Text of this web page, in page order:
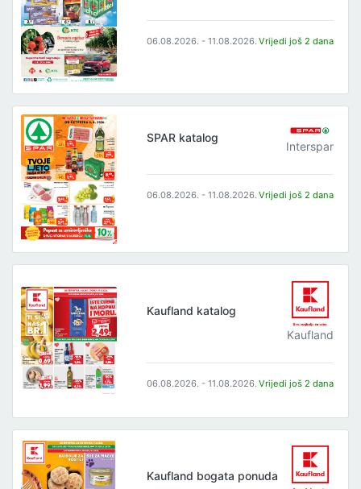
06.08.2026. - 11.08.2026. Vrijedi još 2 dana
SPAR katalog
Interspar
06.08.2026. - 11.08.2026. Vrijedi još 2 dana
Kaufland katalog
Kaufland
06.08.2026. - 11.08.2026. Vrijedi još 2 dana
Kaufland bogata ponuda